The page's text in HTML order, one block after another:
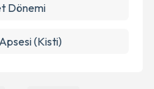
Dönemi
(Kisti)